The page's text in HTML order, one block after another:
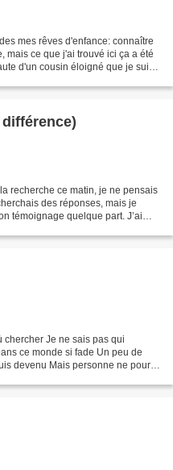
mes rêves d'enfance: connaître
mais ce que j'ai trouvé ici ça a été
d'un cousin éloigné que je suis
recherche ce matin, je ne pensais
des réponses, mais je
témoignage quelque part. J’ai
chercher Je ne sais pas qui
ce monde si fade Un peu de
devenu Mais personne ne pourra